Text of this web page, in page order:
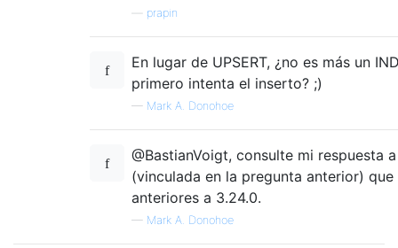
prapin
En lugar de UPSERT, ¿no es más un
primero intenta el inserto? ;)
— Mark A. Donohoe
@BastianVoigt, consulte mi respuesta
(vinculada en la pregunta anterior)
anteriores a 3.24.0.
— Mark A. Donohoe